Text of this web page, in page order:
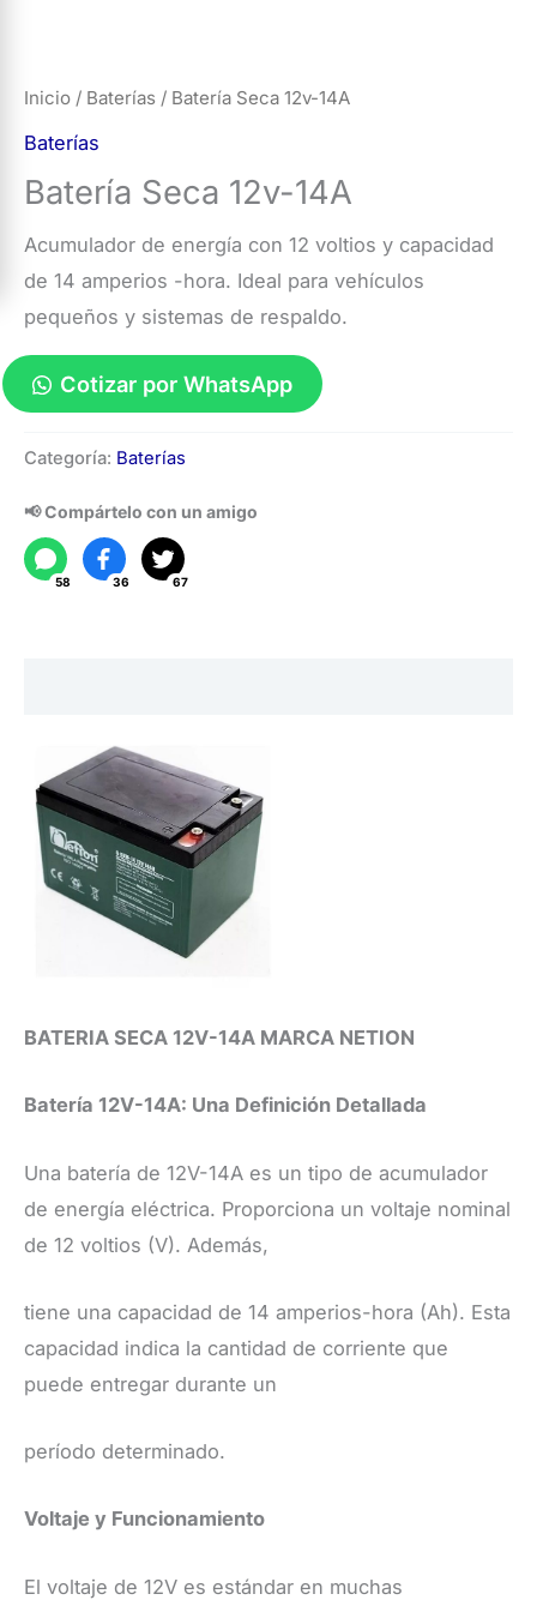
Inicio / Baterías / Batería Seca 12v-14A
Baterías
Batería Seca 12v-14A
Acumulador de energía con 12 voltios y capacidad
de 14 amperios -hora. Ideal para vehículos
pequeños y sistemas de respaldo.
Cotizar por WhatsApp
Seca
12v-
14A
cantidad
Categoría: Baterías
📢 Compártelo con un amigo
58 36 67
BATERIA SECA 12V-14A MARCA NETION
Batería 12V-14A: Una Definición Detallada
Una batería de 12V-14A es un tipo de acumulador
de energía eléctrica. Proporciona un voltaje nominal
de 12 voltios (V). Además,
tiene una capacidad de 14 amperios-hora (Ah). Esta
capacidad indica la cantidad de corriente que
puede entregar durante un
período determinado.
Voltaje y Funcionamiento
El voltaje de 12V es estándar en muchas